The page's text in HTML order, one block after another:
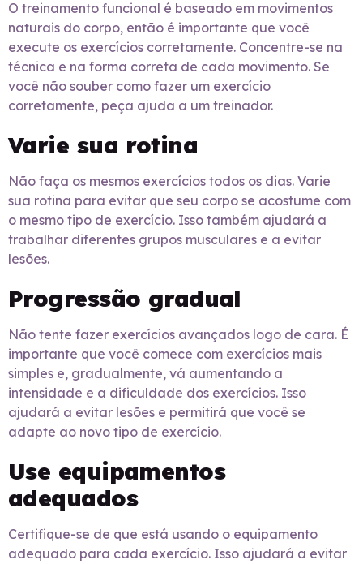
O treinamento funcional é baseado em movimentos
naturais do corpo, então é importante que você
execute os exercícios corretamente. Concentre-se na
técnica e na forma correta de cada movimento. Se
você não souber como fazer um exercício
corretamente, peça ajuda a um treinador.
Varie sua rotina
Não faça os mesmos exercícios todos os dias. Varie
sua rotina para evitar que seu corpo se acostume com
o mesmo tipo de exercício. Isso também ajudará a
trabalhar diferentes grupos musculares e a evitar
lesões.
Progressão gradual
Não tente fazer exercícios avançados logo de cara. É
importante que você comece com exercícios mais
simples e, gradualmente, vá aumentando a
intensidade e a dificuldade dos exercícios. Isso
ajudará a evitar lesões e permitirá que você se
adapte ao novo tipo de exercício.
Use equipamentos
adequados
Certifique-se de que está usando o equipamento
adequado para cada exercício. Isso ajudará a evitar